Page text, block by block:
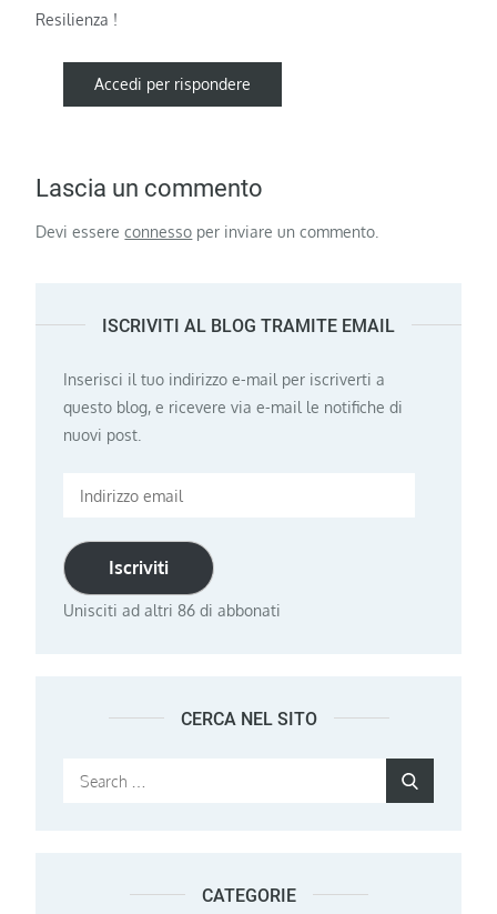
Resilienza !
Accedi per rispondere
Lascia un commento
Devi essereconnesso per inviare un commento.
ISCRIVITI AL BLOG TRAMITE EMAIL
Inserisci il tuo indirizzo e-mail per iscriverti a
questo blog, e ricevere via e-mail le notifiche di
nuovi post.
Indirizzo
Iscriviti
Unisciti ad altri 86 di abbonati
CERCA NEL SITO
Search
CATEGORIE